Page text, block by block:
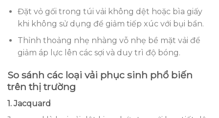
Đặt vỏ gối trong túi vải không dệt hoặc bìa giấy
khi không sử dụng để giảm tiếp xúc với bụi bẩn.
Thỉnh thoảng nhẹ nhàng vỗ nhẹ bề mặt vải để
giảm áp lực lên các sợi và duy trì độ bóng.
So sánh các loại vải phục sinh phổ biến
trên thị trường
1. Jacquard